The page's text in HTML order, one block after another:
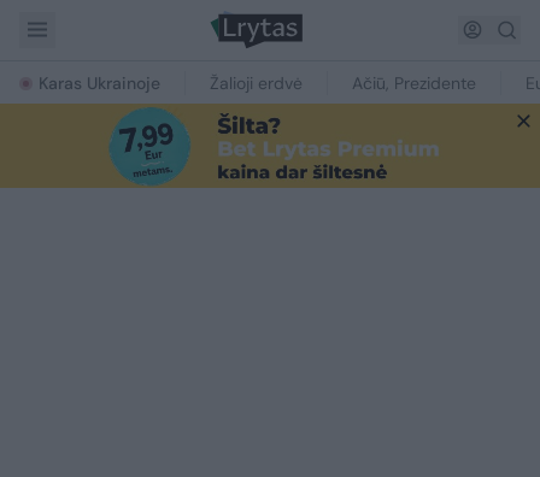
Karas Ukrainoje Žalioji erdvė Ačiū, Prezidente